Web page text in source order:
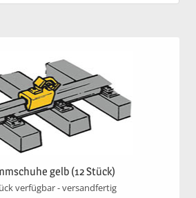
gelb (12 Stück)
verfügbar - versandfertig